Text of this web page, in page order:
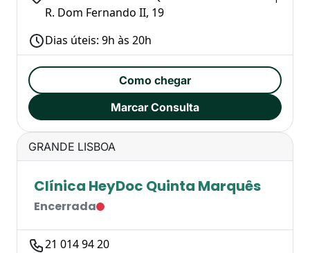
R. Dom Fernando II, 19
Dias úteis: 9h às 20h
Como chegar
Marcar Consulta
GRANDE LISBOA
Clínica HeyDoc Quinta Marquês
Encerrada
21 014 94 20